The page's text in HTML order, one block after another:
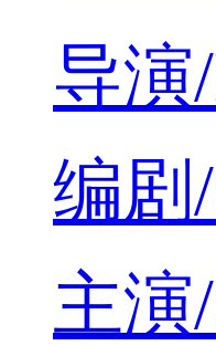
导演
编剧
主演